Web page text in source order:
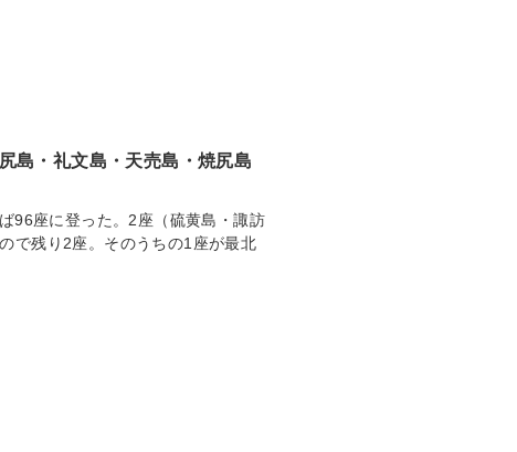
島・礼文島・天売島・焼尻島
96座に登った。2座（硫黄島・諏訪
で残り2座。そのうちの1座が最北